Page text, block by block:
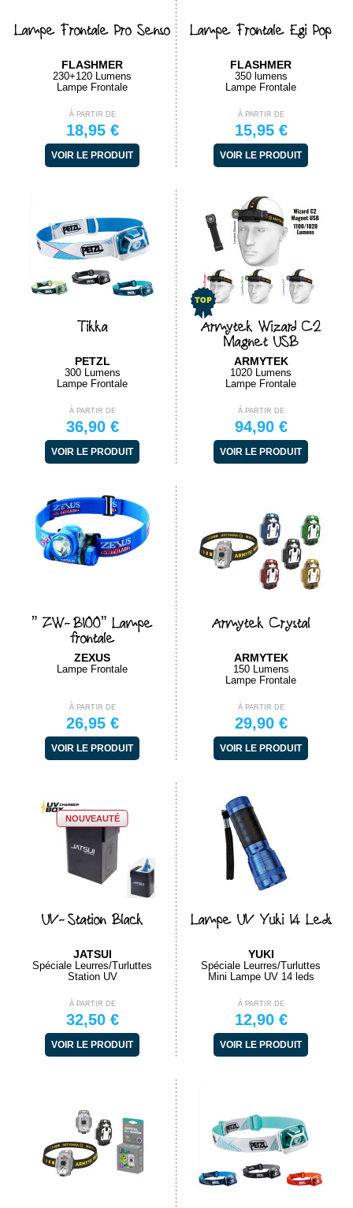
Lampe Frontale Pro Senso
FLASHMER
230+120 Lumens
Lampe Frontale
À PARTIR DE
18,95 €
VOIR LE PRODUIT
Lampe Frontale Egi Pop
FLASHMER
350 lumens
Lampe Frontale
À PARTIR DE
15,95 €
VOIR LE PRODUIT
Tikka
PETZL
300 Lumens
Lampe Frontale
À PARTIR DE
36,90 €
VOIR LE PRODUIT
Armytek Wizard C2
Magnet USB
ARMYTEK
1020 Lumens
Lampe Frontale
À PARTIR DE
94,90 €
VOIR LE PRODUIT
” ZW-B100” Lampe
frontale
ZEXUS
Lampe Frontale
À PARTIR DE
26,95 €
VOIR LE PRODUIT
Armytek Crystal
ARMYTEK
150 Lumens
Lampe Frontale
À PARTIR DE
29,90 €
VOIR LE PRODUIT
NOUVEAUTÉ
UV-Station Black
JATSUI
Spéciale Leurres/Turluttes
Station UV
À PARTIR DE
32,50 €
VOIR LE PRODUIT
Lampe UV Yuki 14 Leds
YUKI
Spéciale Leurres/Turluttes
Mini Lampe UV 14 leds
À PARTIR DE
12,90 €
VOIR LE PRODUIT